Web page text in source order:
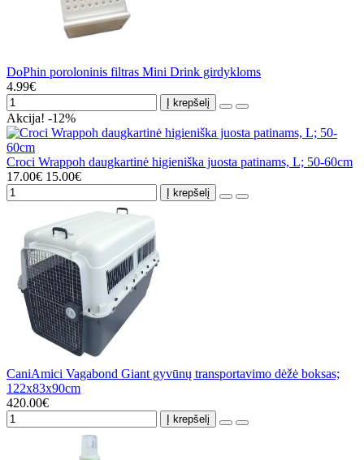
DoPhin poroloninis filtras Mini Drink girdykloms
4.99€
Į krepšelį
Akcija! -12%
Croci Wrappoh daugkartinė higieniška juosta patinams, L; 50-60cm
17.00€ 15.00€
Į krepšelį
CaniAmici Vagabond Giant gyvūnų transportavimo dėžė boksas;
122x83x90cm
420.00€
Į krepšelį